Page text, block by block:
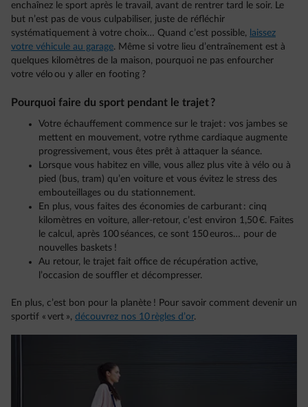
enchaînez le sport après le travail, avant de rentrer tard le soir. Le
but n’est pas de vous culpabiliser, juste de réfléchir
systématiquement à votre choix… Quand c’est possible, laissez
votre véhicule au garage. Même si votre lieu d’entraînement est à
quelques kilomètres de la maison, pourquoi ne pas enfourcher
votre vélo ou y aller en footing ?
Pourquoi faire du sport pendant le trajet ?
Votre échauffement commence sur le trajet : vos jambes se
mettent en mouvement, votre rythme cardiaque augmente
progressivement, vous êtes prêt à attaquer la séance.
Lorsque vous habitez en ville, vous allez plus vite à vélo ou à
pied (bus, tram) qu’en voiture et vous évitez le stress des
embouteillages ou du stationnement.
En plus, vous faites des économies de carburant : cinq
kilomètres en voiture, aller-retour, c’est environ 1,50 €. Faites
le calcul, après 100 séances, ce sont 150 euros… pour de
nouvelles baskets !
Au retour, le trajet fait office de récupération active,
l’occasion de souffler et décompresser.
En plus, c’est bon pour la planète ! Pour savoir comment devenir un
sportif « vert », découvrez nos 10 règles d’or.